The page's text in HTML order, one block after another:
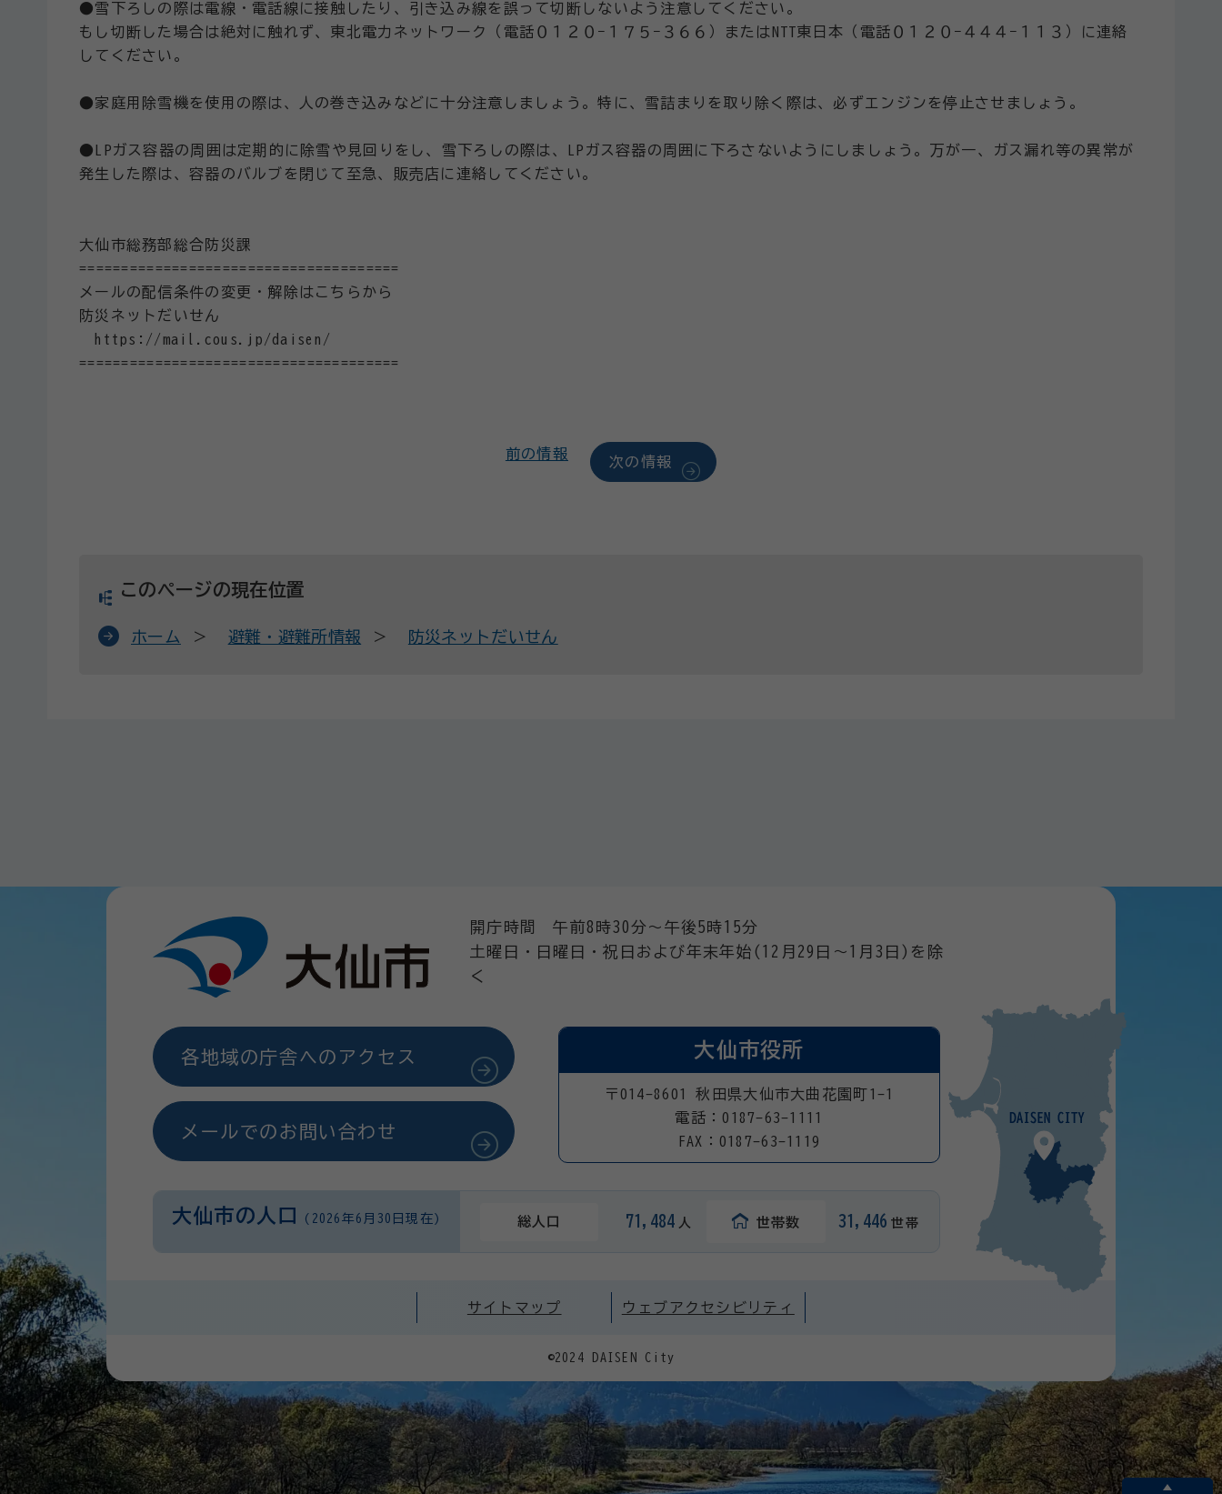
●雪下ろしの際は電線・電話線に接触したり、引き込み線を誤って切断しないよう注意してください。
もし切断した場合は絶対に触れず、東北電力ネットワーク（電話０１２０−１７５−３６６）またはNTT東日本（電話０１２０−４４４−１１３）に連絡
してください。
●家庭用除雪機を使用の際は、人の巻き込みなどに十分注意しましょう。特に、雪詰まりを取り除く際は、必ずエンジンを停止させましょう。
●LPガス容器の周囲は定期的に除雪や見回りをし、雪下ろしの際は、LPガス容器の周囲に下ろさないようにしましょう。万が一、ガス漏れ等の異常が
発生した際は、容器のバルブを閉じて至急、販売店に連絡してください。
大仙市総務部総合防災課
======================================
メールの配信条件の変更・解除はこちらから
防災ネットだいせん
https://mail.cous.jp/daisen/
======================================
前の情報
次の情報
このページの現在位置
ホーム 避難・避難所情報 防災ネットだいせん
開庁時間 午前8時30分～午後5時15分
土曜日・日曜日・祝日および年末年始(12月29日～1月3日)を除
く
各地域の庁舎へのアクセス
メールでのお問い合わせ
大仙市役所
〒014-8601 秋田県大仙市大曲花園町1-1
電話：0187-63-1111
FAX：0187-63-1119
大仙市の人口 (2026年6月30日現在) 総人口 71,484 人 世帯数 31,446 世帯
サイトマップ ウェブアクセシビリティ
©2024 DAISEN City